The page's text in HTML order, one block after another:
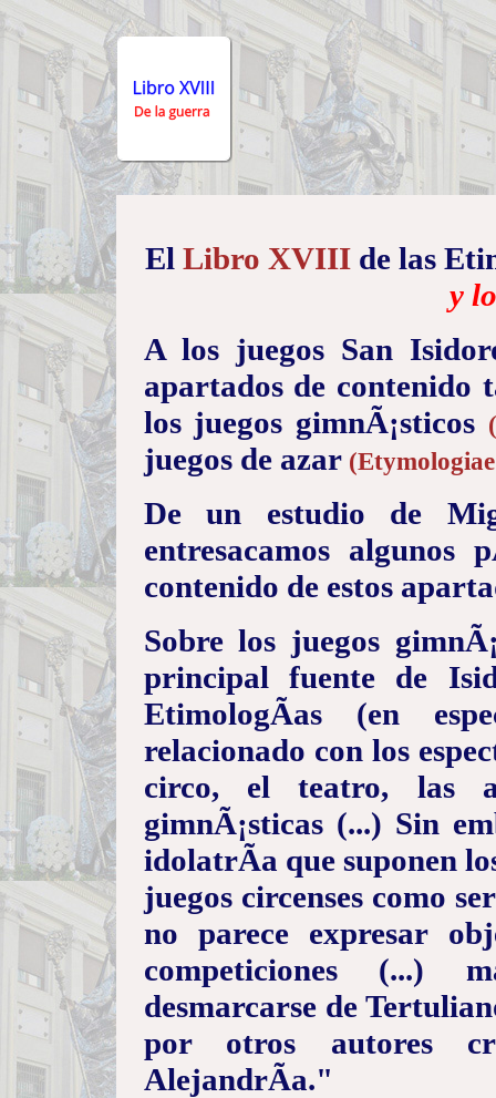
El Libro XVIIIde las
y
A los juegos San
apartados de contenido
los juegos gimnÃ¡sticos
juegos de azar
De un estudio de
entresacamos algunos
contenido de estos
Sobre los juegos
principal fuente de
EtimologÃ­as (en
relacionado con los
circo, el teatro, las
gimnÃ¡sticas (...) Sin
idolatrÃ­a que suponen
juegos circenses como
no parece expresar
competiciones (...)
desmarcarse de
por otros autores
AlejandrÃ­a."